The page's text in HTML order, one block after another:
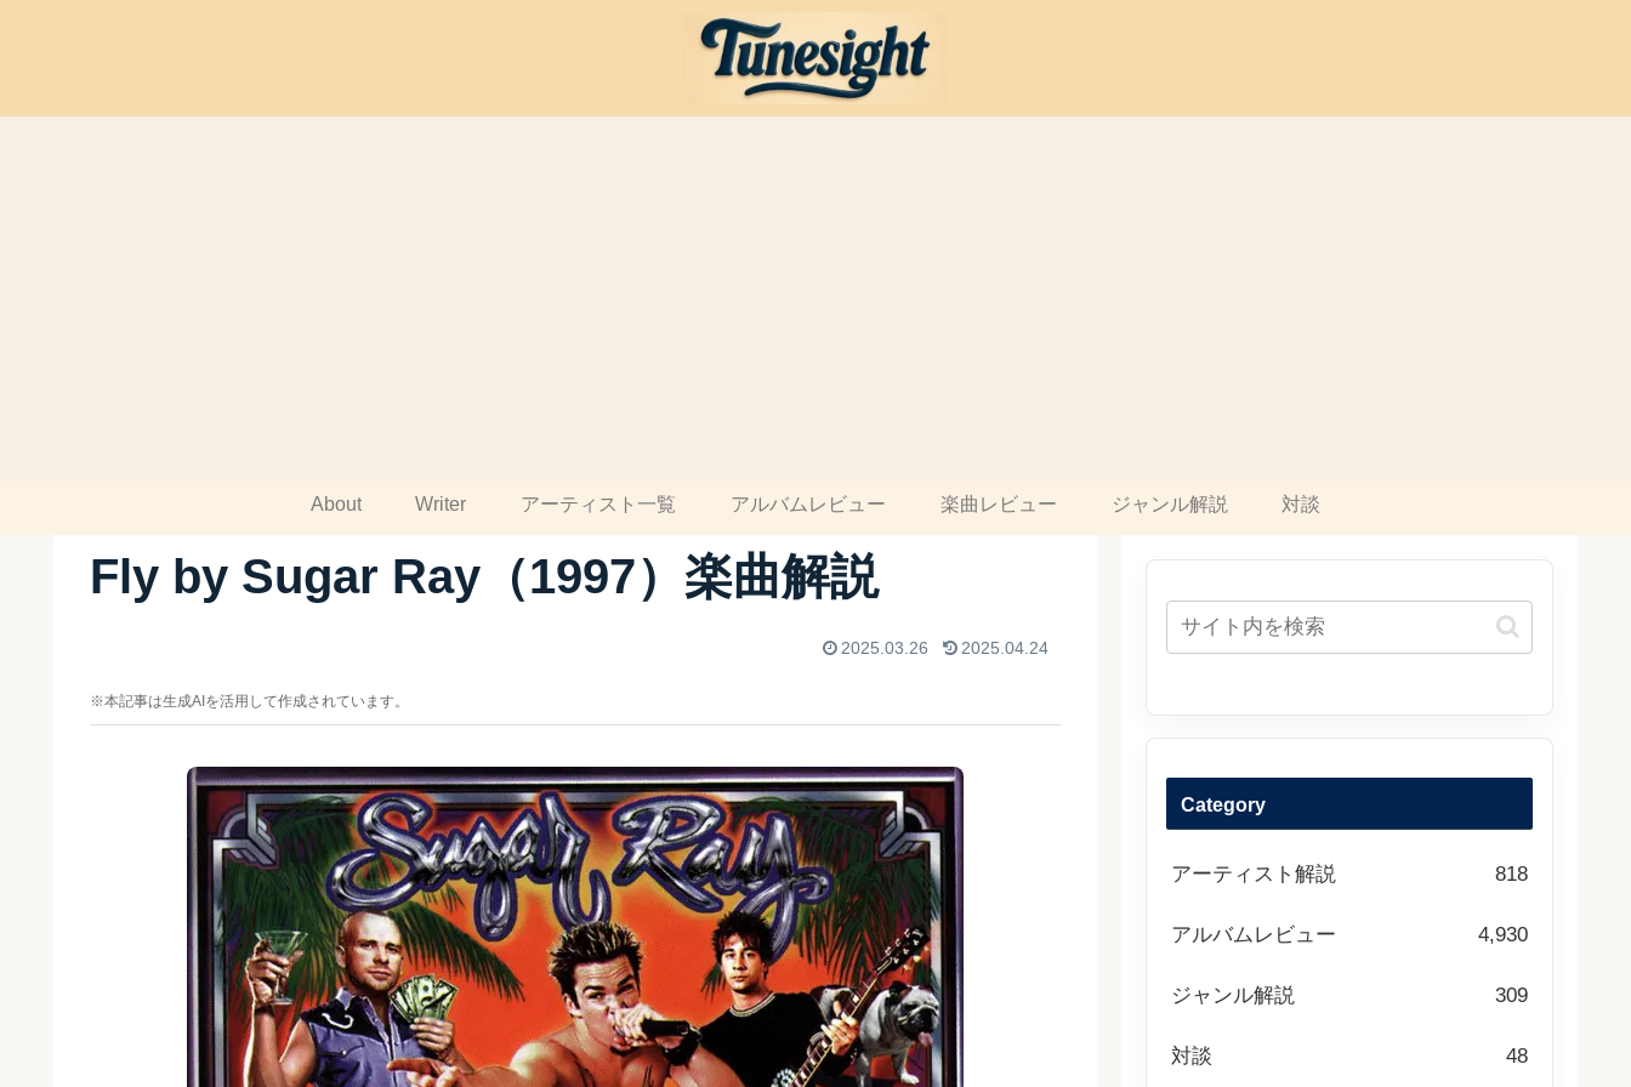
About Writer アーティスト一覧 アルバムレビュー 楽曲レビュー ジャンル解説 対談
Fly by Sugar Ray（1997）楽曲解説
2025.03.26 2025.04.24
※本記事は生成AIを活用して作成されています。
Category
アーティスト解説 818
アルバムレビュー 4,930
ジャンル解説 309
対談 48